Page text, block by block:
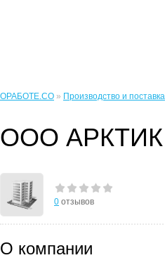
ОРАБОТЕ.CO » Производство и поставка
ООО
0 отзывов
О компании